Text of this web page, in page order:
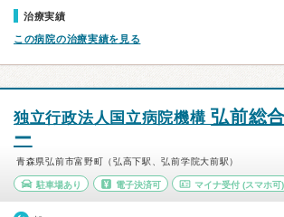
治療実績
この病院の治療実績を見る
独立行政法人国立病院機構 弘前総
ー
青森県弘前市富野町（弘高下駅、弘前学院大前駅）
駐車場あり 電子決済可 マイナ受付 (スマホ可)